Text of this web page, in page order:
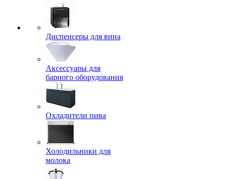
Диспенсеры для вина
Аксессуары для
барного оборудования
Охладители пива
Холодильники для
молока